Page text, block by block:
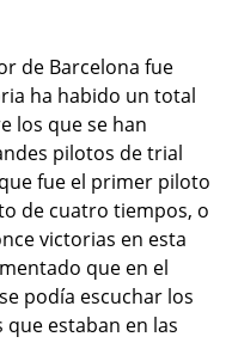
de Barcelona fue
ha habido un total
los que se han
pilotos de trial
fue el primer piloto
de cuatro tiempos, o
victorias en esta
que en el
podía escuchar los
estaban en las